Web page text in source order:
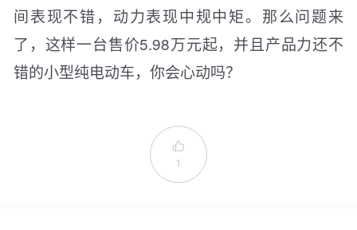
间表现不错，动力表现中规中矩。那么问题来
了，这样一台售价5.98万元起，并且产品力还不
错的小型纯电动车，你会心动吗？

1